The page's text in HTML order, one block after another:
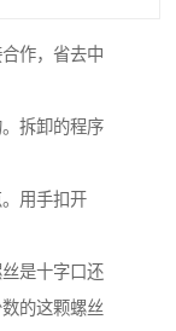
作，省去中
拆卸的程序
用手扣开
是十字口还
的这颗螺丝